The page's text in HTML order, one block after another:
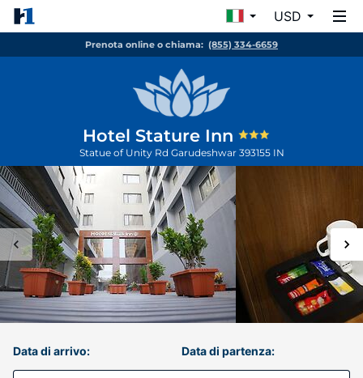
USD
Prenota online o chiama: (855) 334-6659
Hotel Stature Inn
Statue of Unity Rd Garudeshwar 393155 IN
Data di arrivo: Data di partenza: